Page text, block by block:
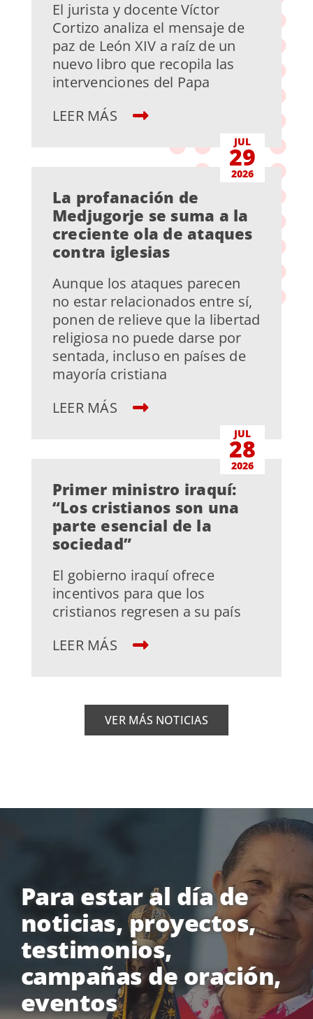
El jurista y docente Víctor
Cortizo analiza el mensaje de
paz de León XIV a raíz de un
nuevo libro que recopila las
intervenciones del Papa
LEER MÁS
JUL
29
2026
La profanación de
Medjugorje se suma a la
creciente ola de ataques
contra iglesias
Aunque los ataques parecen
no estar relacionados entre sí,
ponen de relieve que la libertad
religiosa no puede darse por
sentada, incluso en países de
mayoría cristiana
LEER MÁS
JUL
28
2026
Primer ministro iraquí:
“Los cristianos son una
parte esencial de la
sociedad”
El gobierno iraquí ofrece
incentivos para que los
cristianos regresen a su país
LEER MÁS
VER MÁS NOTICIAS
Para estar al día de
noticias, proyectos,
testimonios,
campañas de oración,
eventos